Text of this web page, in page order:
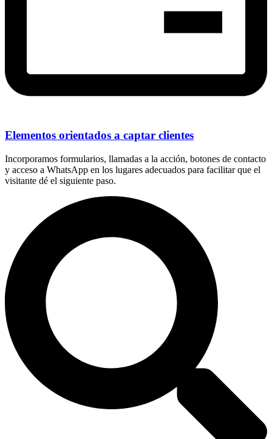
Elementos orientados a captar clientes
Incorporamos formularios, llamadas a la acción, botones de contacto
y acceso a WhatsApp en los lugares adecuados para facilitar que el
visitante dé el siguiente paso.